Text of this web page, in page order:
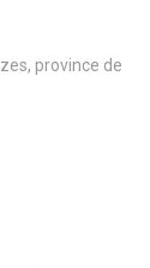
province de